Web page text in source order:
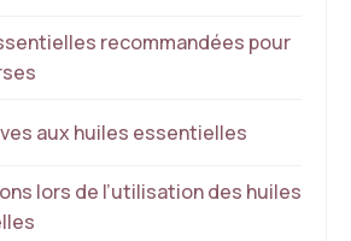
recommandées pour
aux huiles essentielles
lors de l’utilisation des huiles